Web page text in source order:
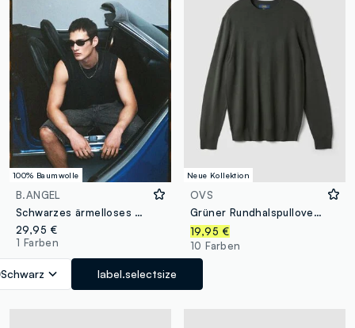
100% Baumwolle
B.ANGEL
Schwarzes ärmelloses Mesh-Top aus reiner Baumwolle, Oversize-Fit
29,95 €
1 Farben
Schwarz label.selectsize
Neue Kollektion
OVS
Grüner Rundhalspullover aus Viskosemix, Regular Fit
19,95 €
10 Farben